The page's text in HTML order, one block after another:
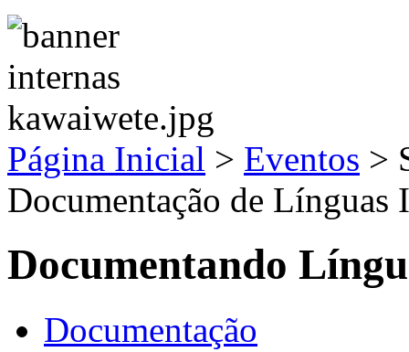
Página Inicial > Eventos >
Documentação de Línguas
Documentando
Documentação